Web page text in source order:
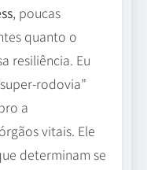
, poucas
quanto o
resiliência. Eu
rodovia”
a
vitais. Ele
determinam se